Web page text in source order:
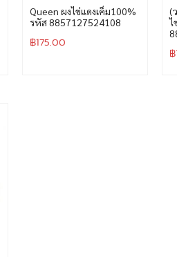
Queen ผงไข่แดงเค็ม100%
รหัส 8857127524108
฿175.00
(
ไ
฿